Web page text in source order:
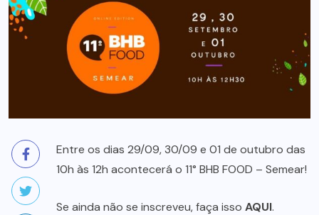
Entre os dias 29/09, 30/09 e 01 de outubro das
10h às 12h acontecerá o 11° BHB FOOD – Semear!
Se ainda não se inscreveu, faça isso AQUI.